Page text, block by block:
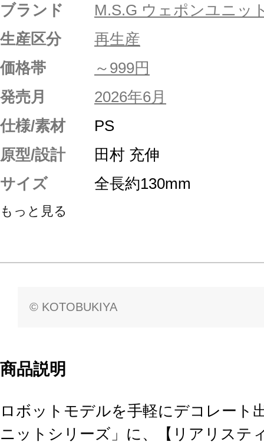
ブランド
M.S.G ウェポンユニッ
生産区分
再生産
価格帯
～999円
発売月
2026年6月
仕様/素材
PS
原型/設計
田村 充伸
サイズ
全長約130mm
もっと見る
© KOTOBUKIYA
商品説明
ロボットモデルを手軽にデコレート
ニットシリーズ」に、【リアリステ